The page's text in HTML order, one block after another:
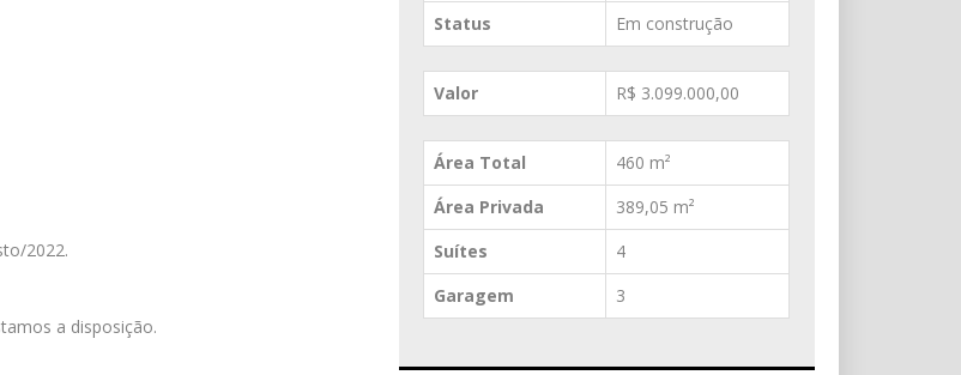
2022.
a disposição.
Status
Em construção
Valor R$ 3.099.000,00
Área Total
460 m²
Área Privada
389,05 m²
Suítes
4
Garagem
3